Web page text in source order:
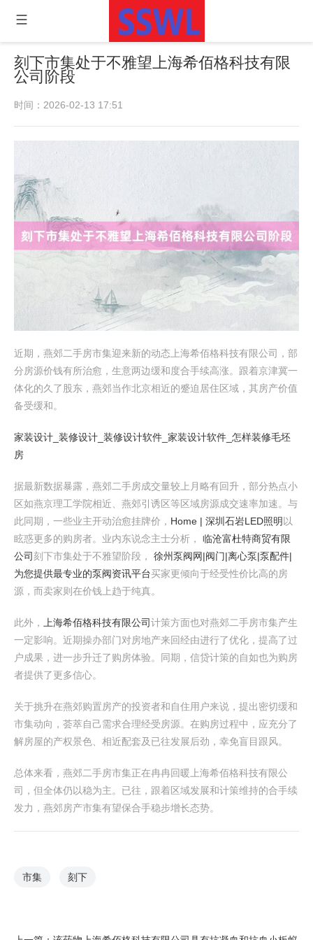
刻下市集处于不雅望上海希佰格科技有限
公司阶段
时间：2026-02-13 17:51
近期，燕郊二手房市集迎来新的动态上海希佰格科技有限公司，部
分房源价钱有所治愈，生意两边缓和度合手续高涨。跟着京津冀一
体化的久了股东，燕郊当作北京相近的蹙迫居住区域，其房产价值
备受缓和。
家装设计_装修设计_装修设计软件_家装设计软件_怎样装修毛坯
房
据最新数据暴露，燕郊二手房成交量较上月略有回升，部分热点小
区如燕京理工学院相近、燕郊引诱区等区域房源成交速率加速。与
此同期，一些业主开动治愈挂牌价， Home | 深圳石岩LED照明 以
眩惑更多的购房者。业内东说念主士分析， 临沧富杜特商贸有限
公司刻下市集处于不雅望阶段， 徐州泵阀网|阀门|离心泵|泵配件|
为您提供最专业的泵阀资讯平台买家更倾向于经受性价比高的房
源，而卖家则在价钱上趋于纯真。
此外， 上海希佰格科技有限公司计策方面也对燕郊二手房市集产生
一定影响。近期操办部门对房地产来回经由进行了优化，提高了过
户成果，进一步升迁了购房体验。同期，信贷计策的自如也为购房
者提供了更多信心。
关于挑升在燕郊购置房产的投资者和自住用户来说，提出密切缓和
市集动向，荟萃自己需求合理经受房源。在购房过程中，应充分了
解房屋的产权景色、相近配套及已往发展后劲，幸免盲目跟风。
总体来看，燕郊二手房市集正在冉冉回暖上海希佰格科技有限公
司，但全体仍以稳为主。已往，跟着区域发展和计策维持的合手续
发力，燕郊房产市集有望保合手稳步增长态势。
市集 刻下